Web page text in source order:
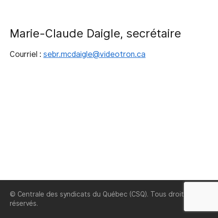
Marie-Claude Daigle, secrétaire
Courriel : sebr.mcdaigle@videotron.ca
© Centrale des syndicats du Québec (CSQ). Tous droits
réservés.